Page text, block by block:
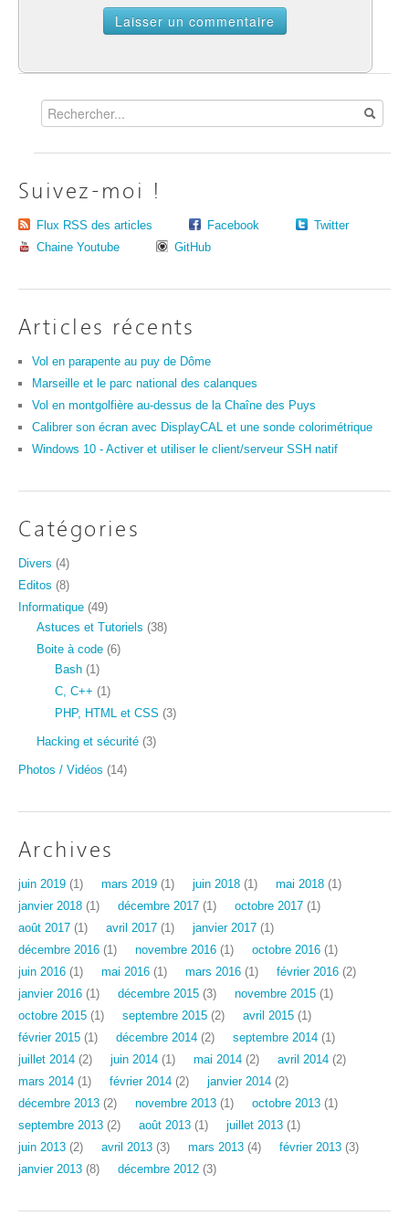
Suivez-moi !
Flux RSS des articles Facebook
Twitter
Chaine Youtube
GitHub
Articles récents
Vol en parapente au puy de Dôme
Marseille et le parc national des calanques
Vol en montgolfière au-dessus de la Chaîne des Puys
Calibrer son écran avec DisplayCAL et une sonde colorimétrique
Windows 10 - Activer et utiliser le client/serveur SSH natif
Catégories
Divers (4)
Editos (8)
Informatique (49)
Astuces et Tutoriels (38)
Boite à code (6)
Bash (1)
C, C++ (1)
PHP, HTML et CSS (3)
Hacking et sécurité (3)
Photos / Vidéos (14)
Archives
juin 2019 (1) mars 2019 (1) juin 2018 (1) mai 2018 (1)
janvier 2018 (1) décembre 2017 (1) octobre 2017 (1)
août 2017 (1) avril 2017 (1) janvier 2017 (1)
décembre 2016 (1) novembre 2016 (1) octobre 2016 (1)
juin 2016 (1) mai 2016 (1) mars 2016 (1) février 2016 (2)
janvier 2016 (1) décembre 2015 (3) novembre 2015 (1)
octobre 2015 (1) septembre 2015 (2) avril 2015 (1)
février 2015 (1) décembre 2014 (2) septembre 2014 (1)
juillet 2014 (2) juin 2014 (1) mai 2014 (2) avril 2014 (2)
mars 2014 (1) février 2014 (2) janvier 2014 (2)
décembre 2013 (2) novembre 2013 (1) octobre 2013 (1)
septembre 2013 (2) août 2013 (1) juillet 2013 (1)
juin 2013 (2) avril 2013 (3) mars 2013 (4) février 2013 (3)
janvier 2013 (8) décembre 2012 (3)